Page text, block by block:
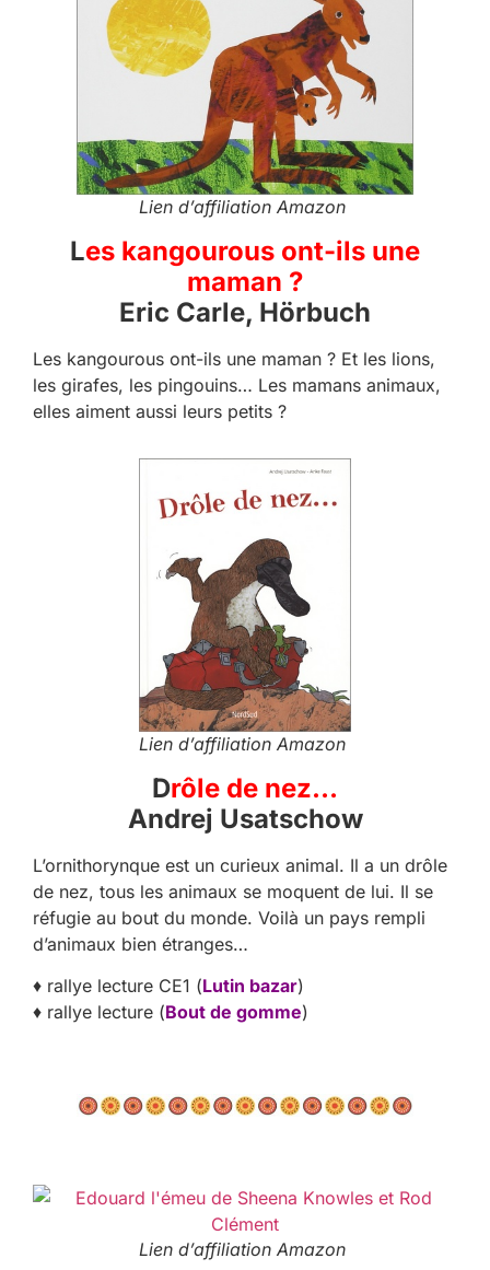
Lien d’affiliation Amazon
Les kangourous ont-ils une
maman ?
Eric Carle, Hörbuch
Les kangourous ont-ils une maman ? Et les lions,
les girafes, les pingouins… Les mamans animaux,
elles aiment aussi leurs petits ?
Lien d’affiliation Amazon
Drôle de nez…
Andrej Usatschow
L’ornithorynque est un curieux animal. Il a un drôle
de nez, tous les animaux se moquent de lui. Il se
réfugie au bout du monde. Voilà un pays rempli
d’animaux bien étranges…
♦ rallye lecture CE1 (Lutin bazar)
♦ rallye lecture (Bout de gomme)
Lien d’affiliation Amazon